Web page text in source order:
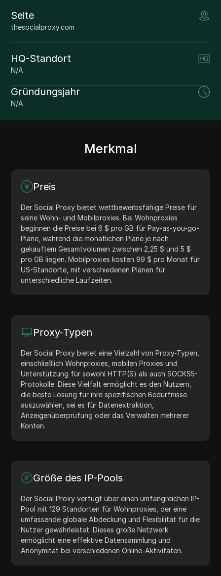
Seite
thesocialproxy.com
HQ-Standort
N/A
Gründungsjahr
N/A
Merkmal
Preis
Der Social Proxy bietet wettbewerbsfähige Preise für
seine Wohn- und Mobilproxies. Bei Wohnproxies
beginnen die Preise bei 6 $ pro GB für Pay-as-you-go-
Pläne, während die monatlichen Pläne je nach
gekauftem Gesamtvolumen zwischen 2,25 $ und 5 $
pro GB liegen. Mobilproxies kosten 99 $ pro Monat für
US-Standorte, mit verschiedenen Plänen für
unterschiedliche Laufzeiten.
Proxy-Typen
Der Social Proxy bietet eine Vielzahl von Proxy-Typen,
einschließlich Wohnproxies, mobilen Proxies und
Unterstützung für sowohl HTTP(S) als auch SOCKS5-
Protokolle. Diese Vielfalt ermöglicht es den Nutzern,
die beste Lösung für ihre spezifischen Bedürfnisse
auszuwählen, sei es für Datenextraktion,
Anzeigenüberprüfung oder das Verwalten mehrerer
Konten.
Größe des IP-Pools
Der Social Proxy verfügt über einen umfangreichen IP-
Pool mit 129 Standorten für Wohnproxies, der eine
umfassende globale Abdeckung und Flexibilität für die
Nutzer gewährleistet. Dieses große Netzwerk
ermöglicht eine effektive Datensammlung und
Anonymität bei verschiedenen Online-Aktivitäten.